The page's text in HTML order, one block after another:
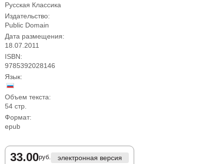
Русская Классика
Издательство:
Public Domain
Дата размещения:
18.07.2011
ISBN:
9785392028146
Язык:
Объем текста:
54 стр.
Формат:
epub
33.00руб. электронная версия